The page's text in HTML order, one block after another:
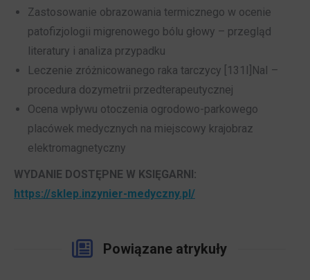
Zastosowanie obrazowania termicznego w ocenie
patofizjologii migrenowego bólu głowy – przegląd
literatury i analiza przypadku
Leczenie zróżnicowanego raka tarczycy [131I]NaI –
procedura dozymetrii przedterapeutycznej
Ocena wpływu otoczenia ogrodowo-parkowego
placówek medycznych na miejscowy krajobraz
elektromagnetyczny
WYDANIE DOSTĘPNE W KSIĘGARNI:
https://sklep.inzynier-medyczny.pl/
Powiązane atrykuły